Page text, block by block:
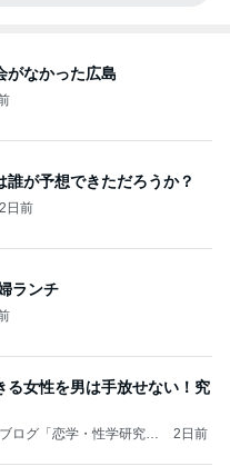
がなかった広島
誰が予想できただろうか？
2日前
ランチ
る女性を男は手放せない！究
ログ「恋学・性学研究
2日前